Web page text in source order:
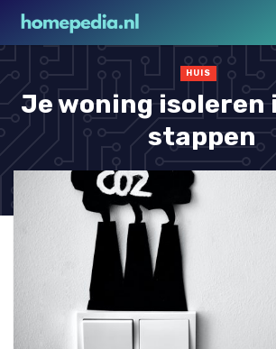
HUIS
Je woning isoleren
stappen